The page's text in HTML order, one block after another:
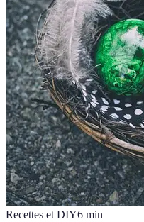
Recettes et DIY6 min